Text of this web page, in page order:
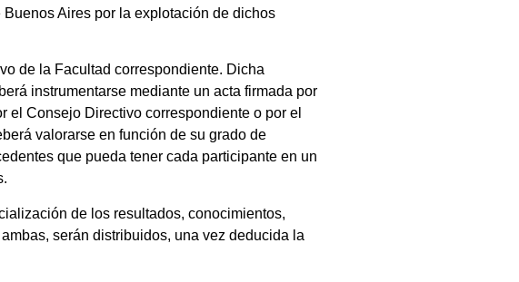
Aires por la explotación de dichos
de la Facultad correspondiente. Dicha
instrumentarse mediante un acta firmada por
el Consejo Directivo correspondiente o por el
valorarse en función de su grado de
que pueda tener cada participante en un
de los resultados, conocimientos,
serán distribuidos, una vez deducida la